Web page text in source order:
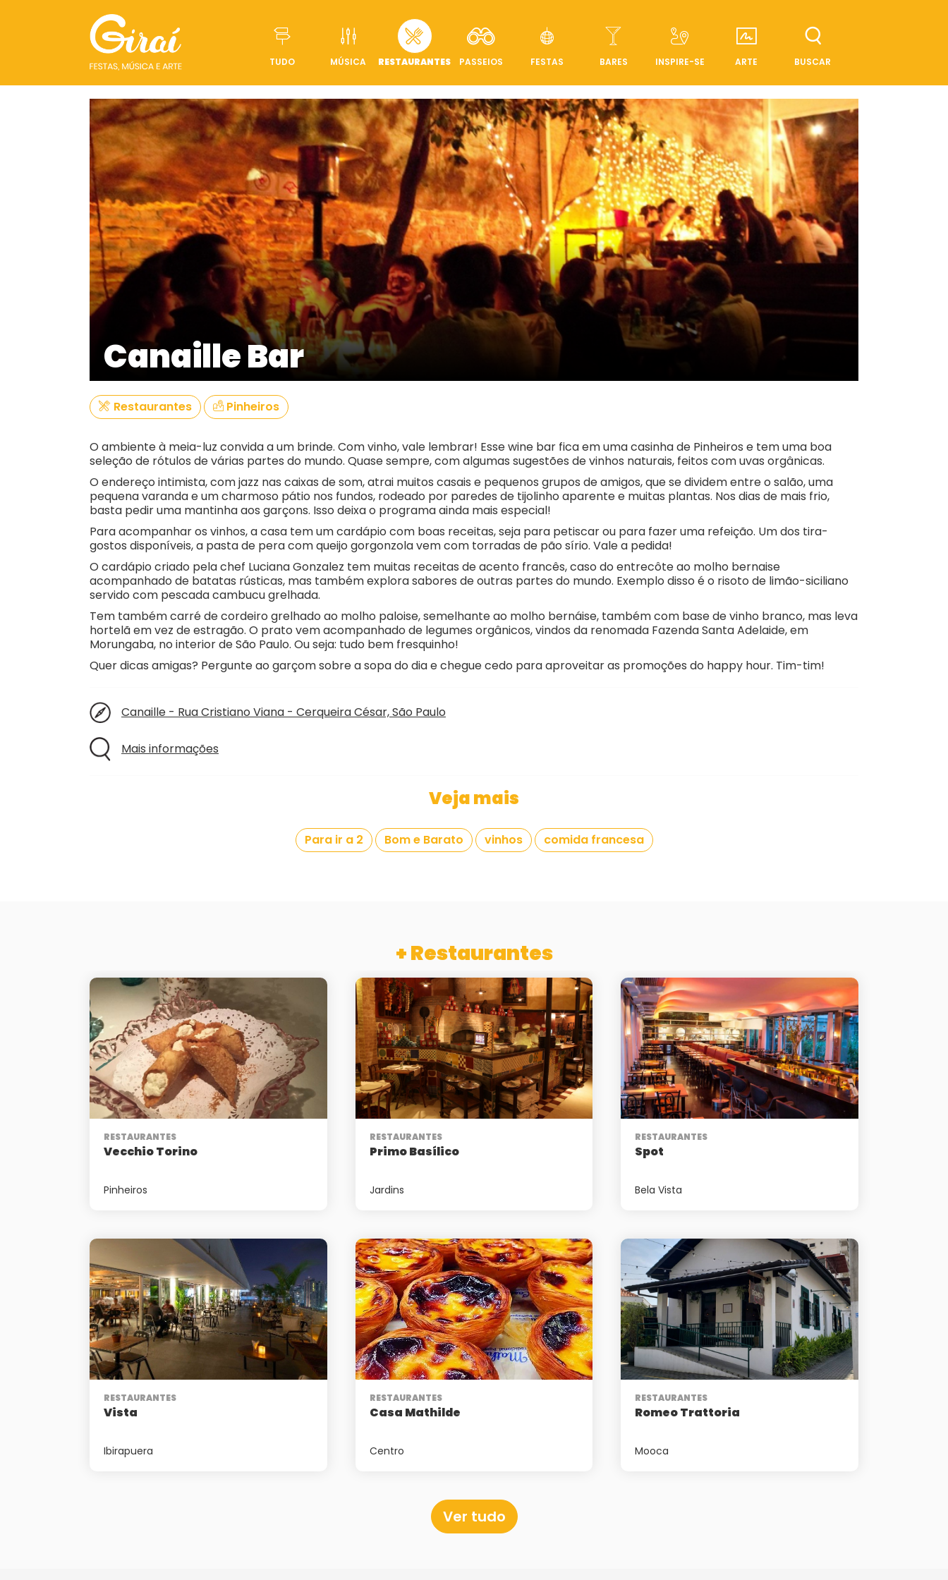
Pular para o conteúdo
TUDO MÚSICA RESTAURANTES PASSEIOS FESTAS BARES INSPIRE-SE ARTE BUSCAR
Canaille Bar
Restaurantes Pinheiros
O ambiente à meia-luz convida a um brinde. Com vinho, vale lembrar! Esse wine bar fica em uma casinha de Pinheiros e tem uma boa
seleção de rótulos de várias partes do mundo. Quase sempre, com algumas sugestões de vinhos naturais, feitos com uvas orgânicas.
O endereço intimista, com jazz nas caixas de som, atrai muitos casais e pequenos grupos de amigos, que se dividem entre o salão, uma
pequena varanda e um charmoso pátio nos fundos, rodeado por paredes de tijolinho aparente e muitas plantas. Nos dias de mais frio,
basta pedir uma mantinha aos garçons. Isso deixa o programa ainda mais especial!
Para acompanhar os vinhos, a casa tem um cardápio com boas receitas, seja para petiscar ou para fazer uma refeição. Um dos tira-
gostos disponíveis, a pasta de pera com queijo gorgonzola vem com torradas de pão sírio. Vale a pedida!
O cardápio criado pela chef Luciana Gonzalez tem muitas receitas de acento francês, caso do entrecôte ao molho bernaise
acompanhado de batatas rústicas, mas também explora sabores de outras partes do mundo. Exemplo disso é o risoto de limão-siciliano
servido com pescada cambucu grelhada.
Tem também carré de cordeiro grelhado ao molho paloise, semelhante ao molho bernáise, também com base de vinho branco, mas leva
hortelã em vez de estragão. O prato vem acompanhado de legumes orgânicos, vindos da renomada Fazenda Santa Adelaide, em
Morungaba, no interior de São Paulo. Ou seja: tudo bem fresquinho!
Quer dicas amigas? Pergunte ao garçom sobre a sopa do dia e chegue cedo para aproveitar as promoções do happy hour. Tim-tim!
Canaille - Rua Cristiano Viana - Cerqueira César, São Paulo
Mais informações
Veja mais
Para ir a 2 Bom e Barato vinhos comida francesa
+ Restaurantes
RESTAURANTES
Vecchio Torino
Pinheiros
RESTAURANTES
Primo Basílico
Jardins
RESTAURANTES
Spot
Bela Vista
RESTAURANTES
Vista
Ibirapuera
RESTAURANTES
Casa Mathilde
Centro
RESTAURANTES
Romeo Trattoria
Mooca
Ver tudo